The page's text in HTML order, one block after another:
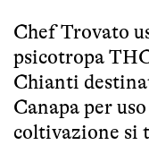
Chef Trovato
psicotropa
Chianti
Canapa per
coltivazione si